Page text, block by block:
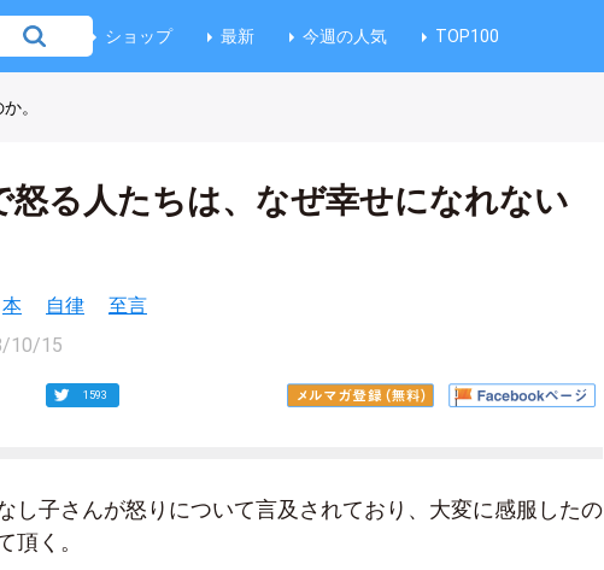
ショップ 最新 今週の人気 TOP100
。
怒る人たちは、なぜ幸せになれない
本 自律
至言
10/15
1593
し子さんが怒りについて言及されており、大変に感服したの
頂く。